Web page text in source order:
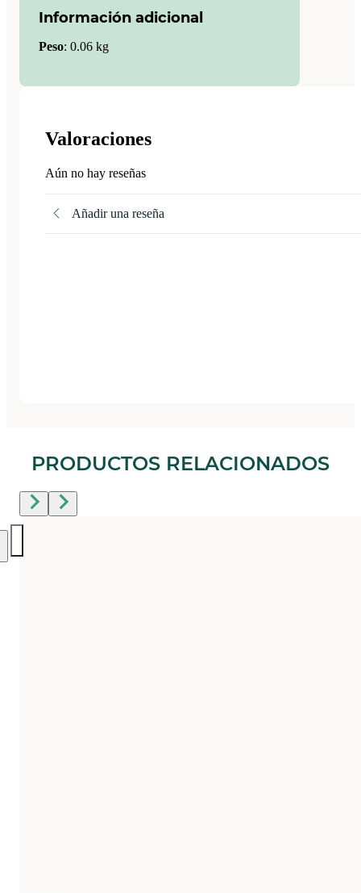
Información adicional
Peso: 0.06 kg
Valoraciones
Aún no hay reseñas
Añadir una reseña
PRODUCTOS RELACIONADOS